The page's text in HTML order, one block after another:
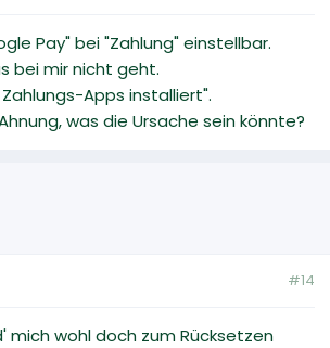
Pay" bei "Zahlung" einstellbar.
bei mir nicht geht.
Apps installiert".
was die Ursache sein könnte?
#14
mich wohl doch zum Rücksetzen